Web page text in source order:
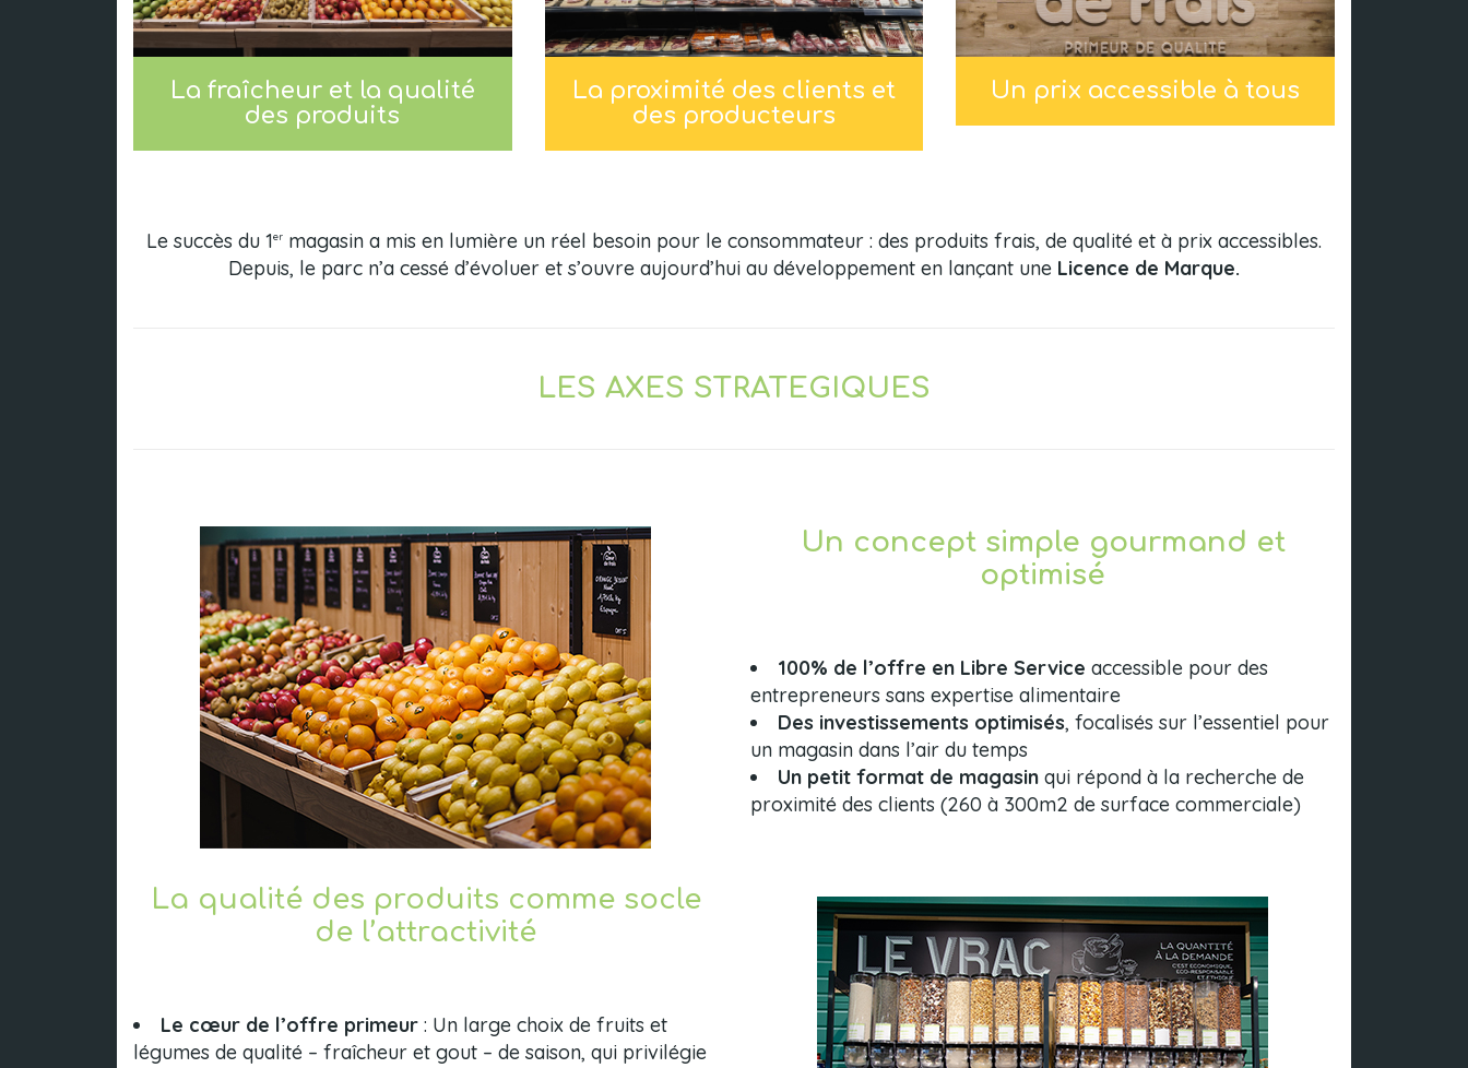
La fraîcheur et la qualité
des produits
La proximité des clients et
des producteurs
Un prix accessible à tous
Le succès du 1er magasin a mis en lumière un réel besoin pour le consommateur : des produits frais, de qualité et à prix accessibles.
Depuis, le parc n’a cessé d’évoluer et s’ouvre aujourd’hui au développement en lançant une Licence de Marque.
LES AXES STRATEGIQUES
La qualité des produits comme socle
de l’attractivité
Le cœur de l’offre primeur : Un large choix de fruits et
légumes de qualité – fraîcheur et gout – de saison, qui privilégie
Un concept simple gourmand et
optimisé
100% de l’offre en Libre Service accessible pour des
entrepreneurs sans expertise alimentaire
Des investissements optimisés, focalisés sur l’essentiel pour
un magasin dans l’air du temps
Un petit format de magasin qui répond à la recherche de
proximité des clients (260 à 300m2 de surface commerciale)